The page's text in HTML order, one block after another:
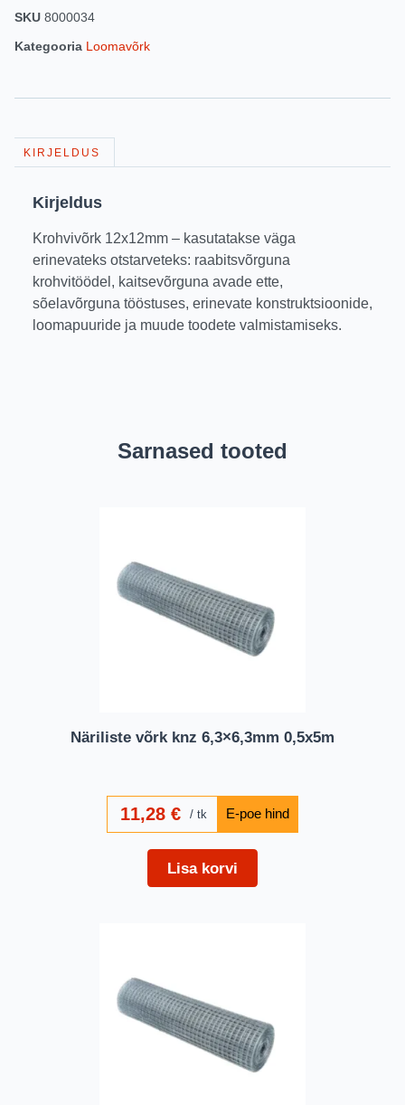
SKU 8000034
Kategooria Loomavõrk
KIRJELDUS
Kirjeldus
Krohvivõrk 12x12mm – kasutatakse väga
erinevateks otstarveteks: raabitsvõrguna
krohvitöödel, kaitsevõrguna avade ette,
sõelavõrguna tööstuses, erinevate konstruktsioonide,
loomapuuride ja muude toodete valmistamiseks.
Sarnased tooted
Näriliste võrk knz 6,3×6,3mm 0,5x5m
11,28 € tk
Lisa korvi